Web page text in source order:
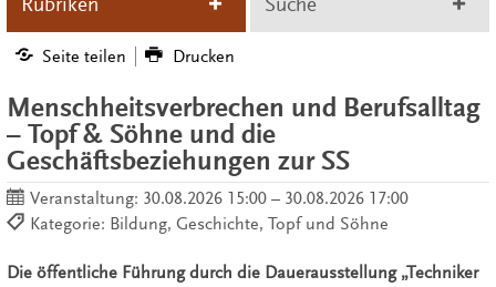
Seite teilen Drucken
Menschheitsverbrechen und Berufsalltag
– Topf & Söhne und die
Geschäftsbeziehungen zur SS
Veranstaltung: 30.08.2026 15:00 – 30.08.2026 17:00
Kategorie: Bildung, Geschichte, Topf und Söhne
Die öffentliche Führung durch die Dauerausstellung „Techniker